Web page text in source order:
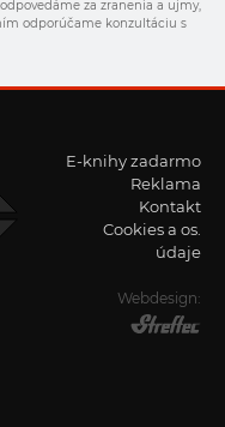
za zranenia a ujmy,
odporúčame konzultáciu s
E-knihy zadarmo
Reklama
Kontakt
Cookies a os.
údaje
Webdesign: